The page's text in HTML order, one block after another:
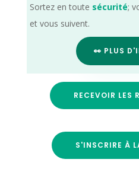
Sortez en toute sécurité;
et vous suivent.
👀 PLUS
RECEVOIR LES
S'INSCRIRE À